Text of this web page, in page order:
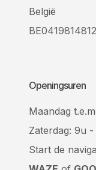
België
BE0419814812
Openingsuren
Maandag
Zaterdag: 9u -
Start de